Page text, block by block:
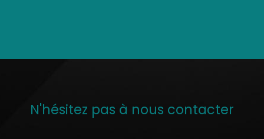
N'hésitez pas à nous contacter